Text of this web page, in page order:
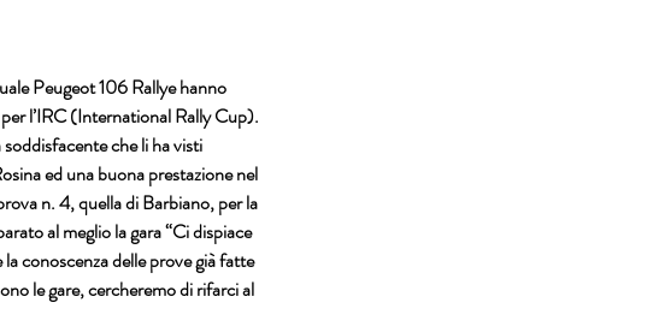
Peugeot 106 Rallye hanno
l’IRC (International Rally Cup).
che li ha visti
ed una buona prestazione nel
n. 4, quella di Barbiano, per la
al meglio la gara “Ci dispiace
conoscenza delle prove già fatte
le gare, cercheremo di rifarci al